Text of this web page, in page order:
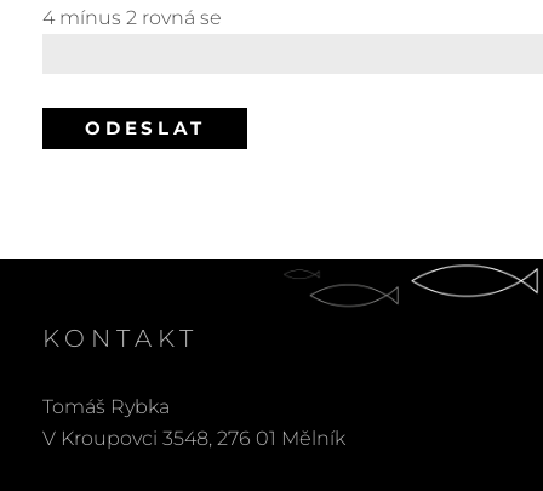
4 mínus 2 rovná se
KONTAKT
Tomáš Rybka
V Kroupovci 3548, 276 01 Mělník